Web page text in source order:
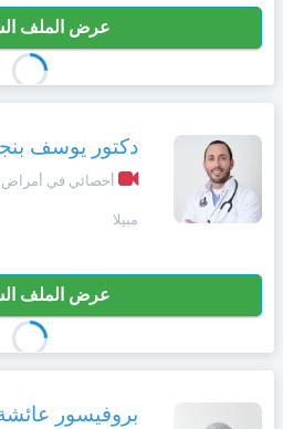
عرض الملف
دكتور يوسف
أخصائي في أمراض
مبيلا
عرض الملف
بروفيسور